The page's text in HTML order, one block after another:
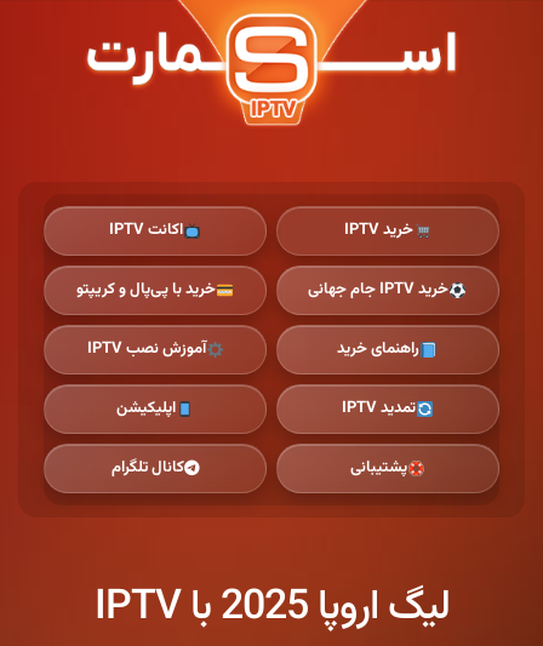
خرید IPTV اکانت IPTV
خرید IPTV جام جهانی خرید با پی‌پال و کریپتو
راهنمای خرید آموزش نصب IPTV
تمدید IPTV اپلیکیشن
پشتیبانی کانال تلگرام
لیگ اروپا 2025 با IPTV